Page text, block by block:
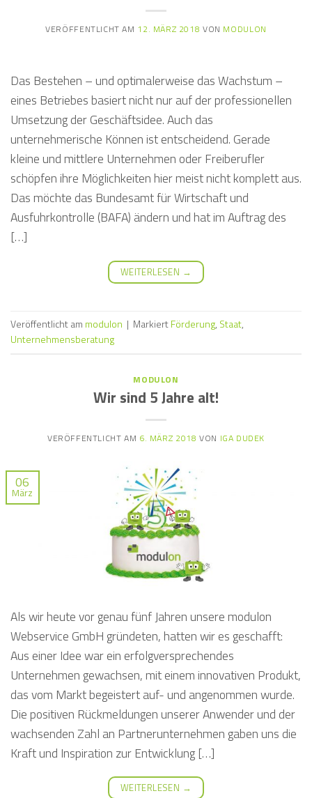
VERÖFFENTLICHT AM 12. MÄRZ 2018 VON MODULON
Das Bestehen – und optimalerweise das Wachstum –
eines Betriebes basiert nicht nur auf der professionellen
Umsetzung der Geschäftsidee. Auch das
unternehmerische Können ist entscheidend. Gerade
kleine und mittlere Unternehmen oder Freiberufler
schöpfen ihre Möglichkeiten hier meist nicht komplett aus.
Das möchte das Bundesamt für Wirtschaft und
Ausfuhrkontrolle (BAFA) ändern und hat im Auftrag des
[…]
WEITERLESEN →
Veröffentlicht am modulon | MarkiertFörderung, Staat,
Unternehmensberatung
MODULON
Wir sind 5 Jahre alt!
VERÖFFENTLICHT AM 6. MÄRZ 2018 VON IGA DUDEK
06
März
Als wir heute vor genau fünf Jahren unsere modulon
Webservice GmbH gründeten, hatten wir es geschafft:
Aus einer Idee war ein erfolgversprechendes
Unternehmen gewachsen, mit einem innovativen Produkt,
das vom Markt begeistert auf- und angenommen wurde.
Die positiven Rückmeldungen unserer Anwender und der
wachsenden Zahl an Partnerunternehmen gaben uns die
Kraft und Inspiration zur Entwicklung […]
WEITERLESEN →